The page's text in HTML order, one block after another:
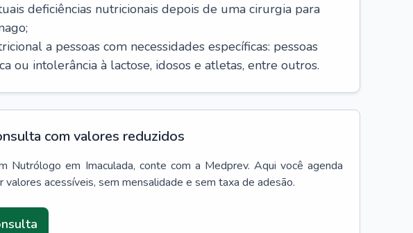
deficiências nutricionais depois de uma cirurgia para
a pessoas com necessidades específicas: pessoas
ou intolerância à lactose, idosos e atletas, entre outros.
com valores reduzidos
Nutrólogo em Imaculada, conte com a Medprev. Aqui você agenda
valores acessíveis, sem mensalidade e sem taxa de adesão.